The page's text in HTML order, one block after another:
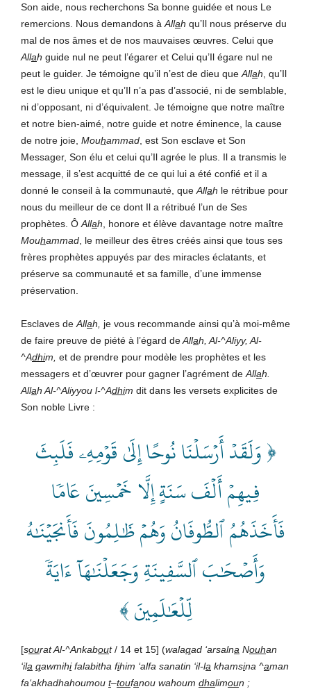
Son aide, nous recherchons Sa bonne guidée et nous Le
remercions. Nous demandons à Allah qu’Il nous préserve du
mal de nos âmes et de nos mauvaises œuvres. Celui que
Allah guide nul ne peut l’égarer et Celui qu’Il égare nul ne
peut le guider. Je témoigne qu’il n’est de dieu que Allah , qu’Il
est le dieu unique et qu’Il n’a pas d’associé, ni de semblable,
ni d’opposant, ni d’équivalent. Je témoigne que notre maître
et notre bien-aimé, notre guide et notre éminence, la cause
de notre joie, Mouhammad , est Son esclave et Son
Messager, Son élu et celui qu’Il agrée le plus. Il a transmis le
message, il s’est acquitté de ce qui lui a été confié et il a
donné le conseil à la communauté, que Allah le rétribue pour
nous du meilleur de ce dont Il a rétribué l’un de Ses
prophètes. Ô Allah , honore et élève davantage notre maître
Mouhammad , le meilleur des êtres créés ainsi que tous ses
frères prophètes appuyés par des miracles éclatants, et
préserve sa communauté et sa famille, d’une immense
préservation.
Esclaves de Allah, je vous recommande ainsi qu’à moi-même
de faire preuve de piété à l’égard deAllah, Al-^Aliyy, Al-
^Adhim, et de prendre pour modèle les prophètes et les
messagers et d’œuvrer pour gagner l’agrément de Allah.
Allah Al-^Aliyyou l-^Adhim dit dans les versets explicites de
Son noble Livre :
﴿ وَلَقَدۡ أَرۡسَلۡنَا نُوحًا إِلَىٰ قَوۡمِهِۦ فَلَبِثَ
فِيهِمۡ أَلۡفَ سَنَةٍ إِلَّا خَمۡسِينَ عَامٗا
فَأَخَذَهُمُ ٱلطُّوفَانُ وَهُمۡ ظَٰلِمُونَ فَأَنجَيۡنَٰهُ
وَأَصۡحَٰبَ ٱلسَّفِينَةِ وَجَعَلۡنَٰهَآ ءَايَةٗ
لِّلۡعَٰلَمِينَ ﴾
[sourat Al-^Ankabout/ 14 et 15] (walaqad ‘arsalna Nouhan
‘ila qawmihifalabitha fihim ‘alfa sanatin ‘il-la khamsina ^aman
fa‘akhadhahoumou t–toufanou wahoum dhalimoun ;